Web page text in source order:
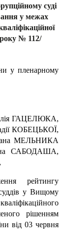
суді
у межах
року № 112/
у пленарному
ГАЦЕЛЮКА,
КОБЕЦЬКОЇ,
МЕЛЬНИКА
САБОДАША,
рейтингу
у Вищому
рішенням
від 03 червня